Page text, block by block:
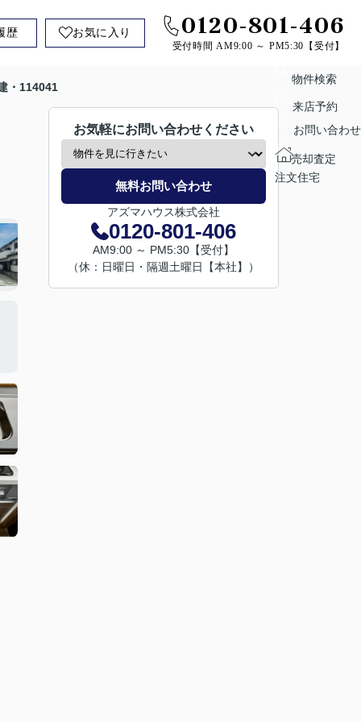
歴 お気に入り 0120-801-406
受付時間 AM9:00 ～ PM5:30【受付】
・114041
お気軽にお問い合わせください
無料お問い合わせ
アズマハウス株式会社
0120-801-406
AM9:00 ～ PM5:30【受付】
（休：日曜日・隔週土曜日【本社】）
物件検索
来店予約
お問い合わせ
売却査定
注文住宅